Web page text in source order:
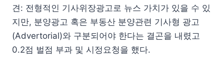
견: 전형적인 기사위장광고로 뉴스 가치가 있을 수 있
지만, 분양광고 혹은 부동산 분양관련 기사형 광고
(Advertorial)와 구분되어야 한다는 결곤을 내렸고
0.2점 벌점 부과 및 시정요청을 했다.